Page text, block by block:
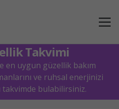
Takvimi
en uygun güzellik bakım
ve ruhsal enerjinizi
bulabilirsiniz.